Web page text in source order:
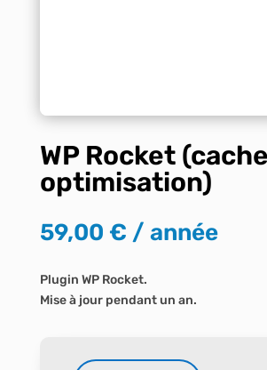
WP Rocket
optimisation)
59,00 € / année
Plugin WP Rocket.
Mise à jour pendant un an.